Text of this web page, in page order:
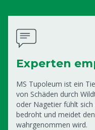
Experten
MS Tupoleum ist ein
von Schäden durch
oder Nagetier fühlt
bedroht und meidet
wahrgenommen wird.